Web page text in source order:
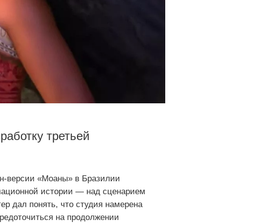
третьей
«Моаны» в Бразилии
истории — над сценарием
дал понять, что студия намерена
на продолжении